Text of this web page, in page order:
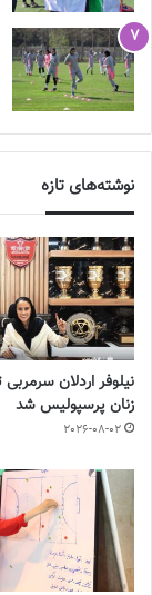
نوشته‌های تازه
نیلوفر اردلان
زنان پرسپولیس شد
2026-08-02